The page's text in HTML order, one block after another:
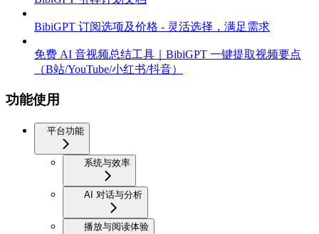
BibiGPT 订阅选项及价格 - 灵活选择，满足需求
免费 AI 音视频总结工具｜BibiGPT 一键提取视频要点
（B站/YouTube/小红书/抖音）
功能使用
平台功能
系统与效率
AI 对话与分析
播放与阅读体验